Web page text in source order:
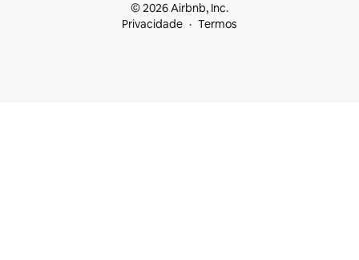
© 2026 Airbnb, Inc.
Privacidade
Termos